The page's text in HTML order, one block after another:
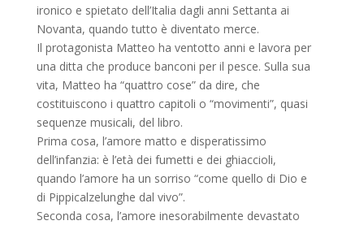
ironico e spietato dell’Italia dagli anni Settanta ai
Novanta, quando tutto è diventato merce.
Il protagonista Matteo ha ventotto anni e lavora per
una ditta che produce banconi per il pesce. Sulla sua
vita, Matteo ha “quattro cose” da dire, che
costituiscono i quattro capitoli o “movimenti”, quasi
sequenze musicali, del libro.
Prima cosa, l’amore matto e disperatissimo
dell’infanzia: è l’età dei fumetti e dei ghiaccioli,
quando l’amore ha un sorriso “come quello di Dio e
di Pippicalzelunghe dal vivo”.
Seconda cosa, l’amore inesorabilmente devastato